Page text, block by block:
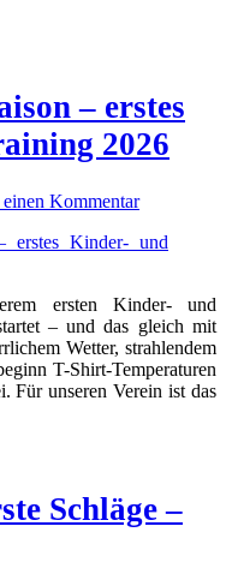
– erstes
2026
Kommentar
ersten Kinder- und
– und das gleich mit
Wetter, strahlendem
T-Shirt-Temperaturen
Für unseren Verein ist das
Schläge –